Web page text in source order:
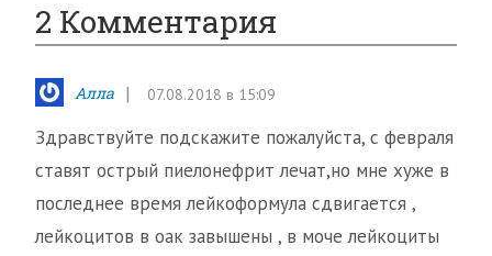
2 Комментария
Алла 07.08.2018 в 15:09
Здравствуйте подскажите пожалуйста, с февраля
ставят острый пиелонефрит лечат,но мне хуже в
последнее время лейкоформула сдвигается ,
лейкоцитов в оак завышены , в моче лейкоциты